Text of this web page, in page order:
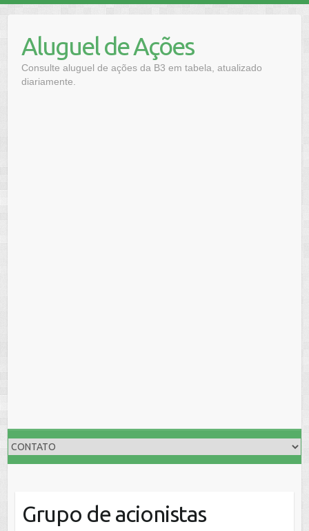
contentAluguel de Ações
Consulte aluguel de ações da B3 em tabela, atualizado
diariamente.
Grupo de acionistas